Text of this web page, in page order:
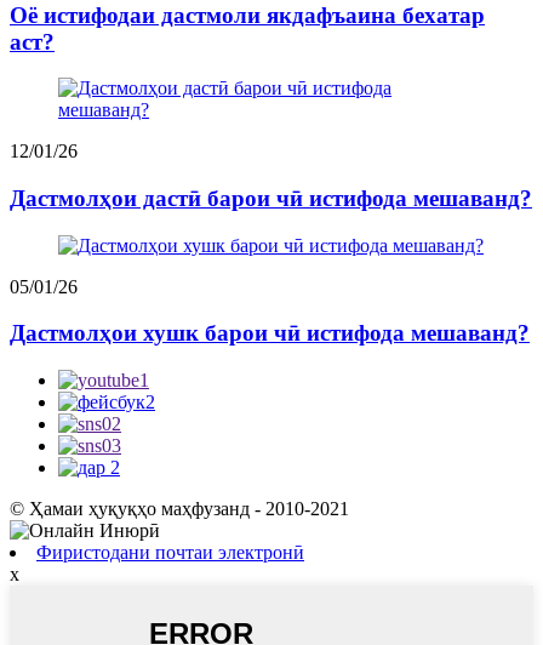
Оё истифодаи дастмоли якдафъаина бехатар
аст?
12/01/26
Дастмолҳои дастӣ барои чӣ истифода мешаванд?
05/01/26
Дастмолҳои хушк барои чӣ истифода мешаванд?
© Ҳамаи ҳуқуқҳо маҳфузанд - 2010-2021
Фиристодани почтаи электронӣ
x